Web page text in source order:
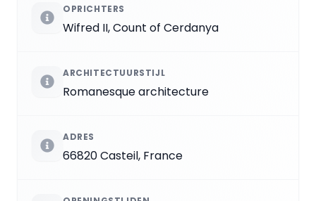
OPRICHTERS
Wifred II, Count of Cerdanya
ARCHITECTUURSTIJL
Romanesque architecture
ADRES
66820 Casteil, France